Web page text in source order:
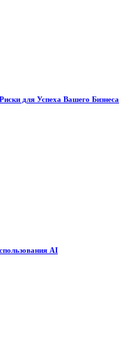
для Успеха Вашего Бизнеса
AI